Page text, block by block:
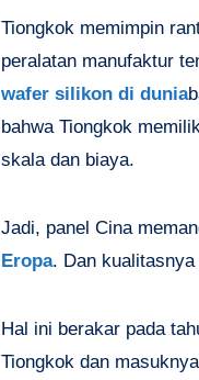
Tiongkok memimpin
peralatan manufaktur
wafer silikon di dunia
bahwa Tiongkok
skala dan biaya.
Jadi, panel Cina
Eropa. Dan
Hal ini berakar pada
Tiongkok dan